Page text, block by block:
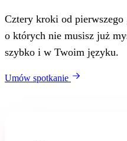
Cztery kroki od pierwszego
o których nie musisz już
szybko i w Twoim języku.
Umów spotkanie